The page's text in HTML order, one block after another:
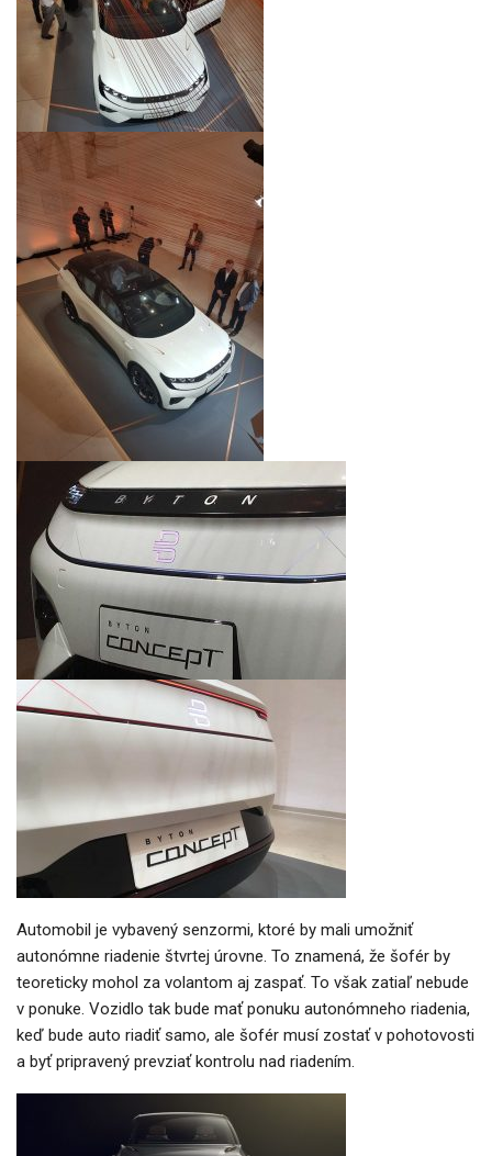
Automobil je vybavený senzormi, ktoré by mali umožniť
autonómne riadenie štvrtej úrovne. To znamená, že šofér by
teoreticky mohol za volantom aj zaspať. To však zatiaľ nebude
v ponuke. Vozidlo tak bude mať ponuku autonómneho riadenia,
keď bude auto riadiť samo, ale šofér musí zostať v pohotovosti
a byť pripravený prevziať kontrolu nad riadením.